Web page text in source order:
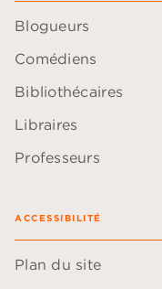
Blogueurs
Comédiens
Bibliothécaires
Libraires
Professeurs
ACCESSIBILITÉ
Plan du site